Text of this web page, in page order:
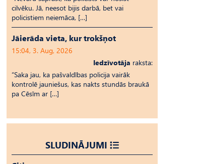
cilvēku. Jā, neesot bijis darbā, bet vai
policistiem neiemāca, […]
Jāierāda vieta, kur trokšņot
15:04, 3. Aug, 2026
Iedzīvotāja raksta:
“Saka jau, ka pašvaldības policija vairāk
kontrolē jauniešus, kas nakts stundās braukā
pa Cēsīm ar […]
SLUDINĀJUMI